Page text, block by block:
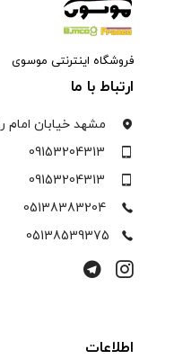
فروشگاه اینترنتی موسوی
ارتباط با ما
مشهد خیابان امام
09153204313
09153204313
05138383204
05138539375
اطلاعات